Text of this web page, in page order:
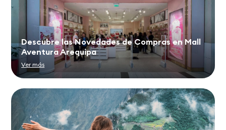
Descubre las Novedades de Compras en Mall
Aventura Arequipa
Ver más